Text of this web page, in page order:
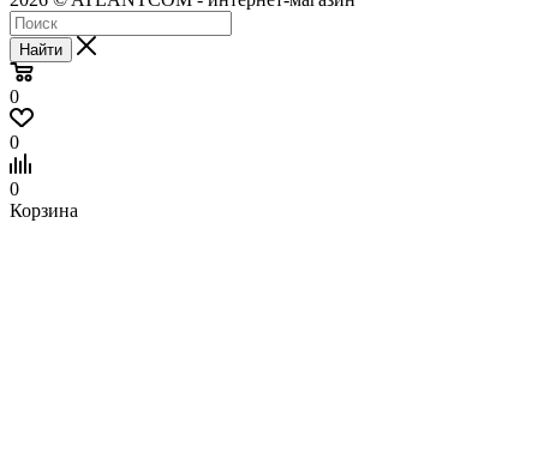
Найти
0
0
0
Корзина